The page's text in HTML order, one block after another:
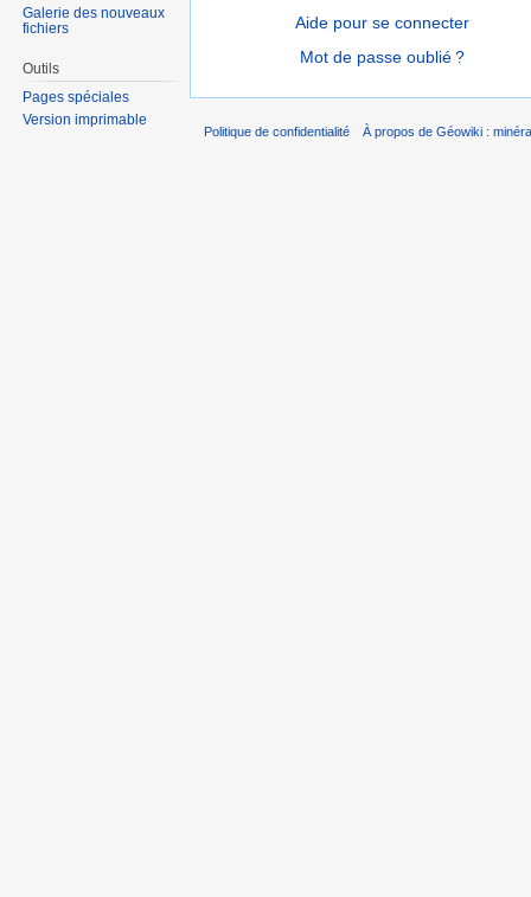
Aide pour se connecter
Mot de passe oublié ?
Galerie des nouveaux
fichiers
Outils
Pages spéciales
Version imprimable
Politique de confidentialité À propos de Géowiki :